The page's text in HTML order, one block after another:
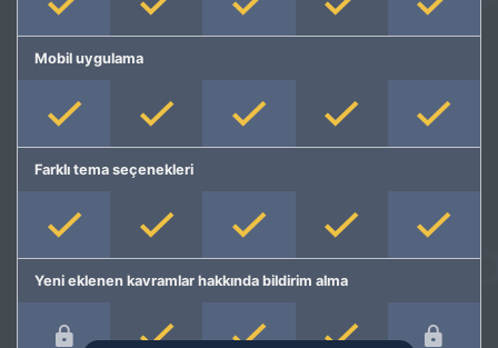
Mobil uygulama
Farklı tema seçenekleri
Yeni eklenen kavramlar hakkında bildirim alma